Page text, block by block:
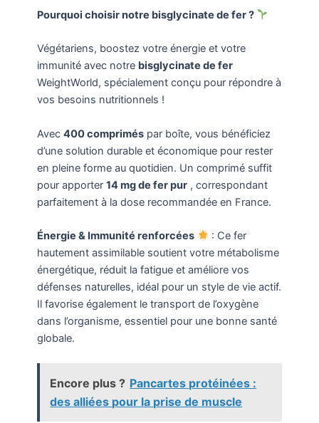
Pourquoi choisir notre bisglycinate de fer ?
Végétariens, boostez votre énergie et votre
immunité avec notre bisglycinate de fer
WeightWorld, spécialement conçu pour répondre à
vos besoins nutritionnels !
Avec 400 compriméspar boîte, vous bénéficiez
d’une solution durable et économique pour rester
en pleine forme au quotidien. Un comprimé suffit
pour apporter 14 mg de fer pur, correspondant
parfaitement à la dose recommandée en France.
Énergie & Immunité renforcées
: Ce fer
hautement assimilable soutient votre métabolisme
énergétique, réduit la fatigue et améliore vos
défenses naturelles, idéal pour un style de vie actif.
Il favorise également le transport de l’oxygène
dans l’organisme, essentiel pour une bonne santé
globale.
Encore plus ? Pancartes protéinées :
des alliées pour la prise de muscle